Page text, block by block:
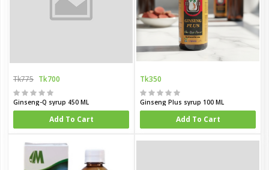
Tk775 Tk700
Ginseng-Q syrup 450 ML
Add To Cart
Tk350
Ginseng Plus syrup 100 ML
Add To Cart